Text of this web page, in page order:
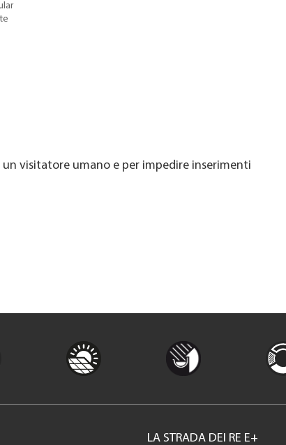
visitatore umano e per impedire inserimenti
LA STRADA DEI RE E+